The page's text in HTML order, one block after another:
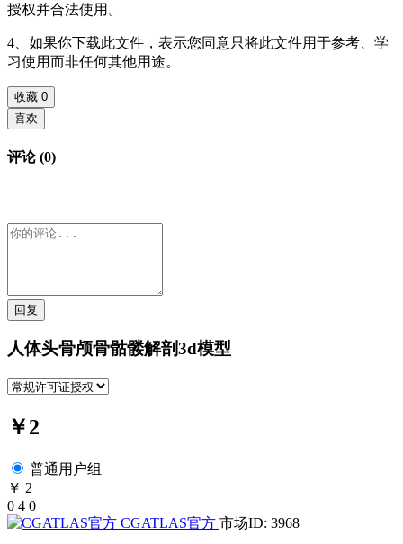
授权并合法使用。
4、如果你下载此文件，表示您同意只将此文件用于参考、学
习使用而非任何其他用途。
收藏 0
喜欢
评论 (0)
回复
人体头骨颅骨骷髅解剖3d模型
￥2
普通用户组
￥ 2
0 4 0
CGATLAS官方 市场ID: 3968